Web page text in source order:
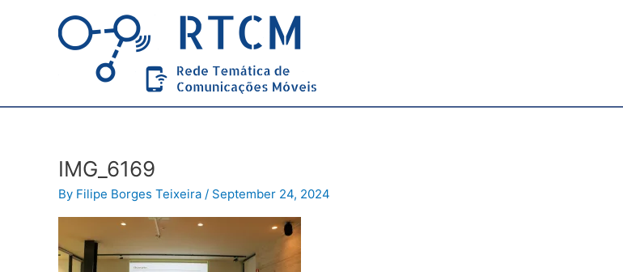
IMG_6169
By Filipe Borges Teixeira / September 24, 2024